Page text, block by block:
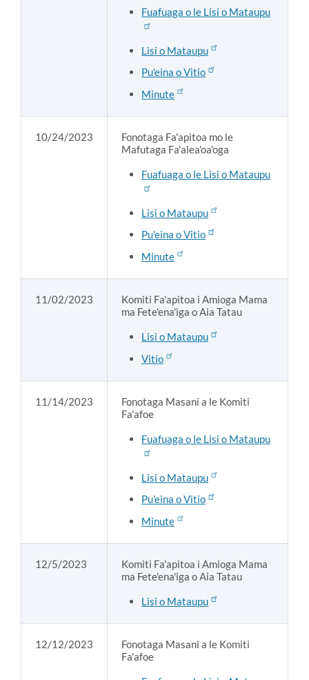
Fuafuaga o le Lisi o Mataupu
Lisi o Mataupu
Pu'eina o Vitio
Minute
10/24/2023
Fonotaga Fa'apitoa mo le
Mafutaga Fa'alea'oa'oga
Fuafuaga o le Lisi o Mataupu
Lisi o Mataupu
Pu'eina o Vitio
Minute
11/02/2023
Komiti Fa'apitoa i Amioga Mama
ma Fete'ena'iga o Aia Tatau
Lisi o Mataupu
Vitio
11/14/2023
Fonotaga Masani a le Komiti
Fa'afoe
Fuafuaga o le Lisi o Mataupu
Lisi o Mataupu
Pu'eina o Vitio
Minute
12/5/2023
Komiti Fa'apitoa i Amioga Mama
ma Fete'ena'iga o Aia Tatau
Lisi o Mataupu
12/12/2023
Fonotaga Masani a le Komiti
Fa'afoe